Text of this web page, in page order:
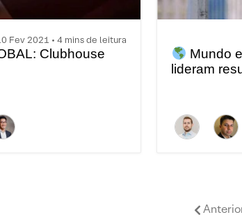
Fev 2021 • 4 mins de leitura
Clubhouse
Mundo
lideram